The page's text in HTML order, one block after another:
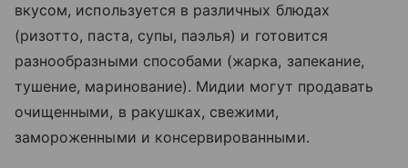
вкусом, используется в различных блюдах
(ризотто, паста, супы, паэлья) и готовится
разнообразными способами (жарка, запекание,
тушение, маринование). Мидии могут продавать
очищенными, в ракушках, свежими,
замороженными и консервированными.